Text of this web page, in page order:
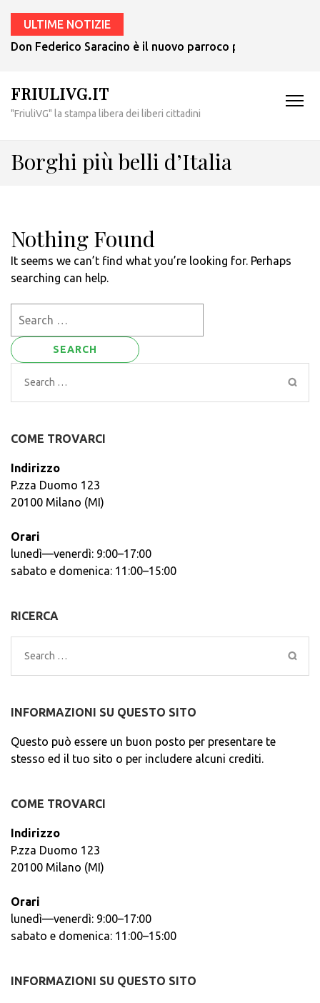
ULTIME NOTIZIE
Don Federico Saracino è il nuovo parroco per Udine
FRIULIVG.IT
"FriuliVG" la stampa libera dei liberi cittadini
Borghi più belli d’Italia
Nothing Found
It seems we can’t find what you’re looking for. Perhaps
searching can help.
Search
for:
COME TROVARCI
Indirizzo
P.zza Duomo 123
20100 Milano (MI)
Orari
lunedì—venerdì: 9:00–17:00
sabato e domenica: 11:00–15:00
RICERCA
Search
for:
INFORMAZIONI SU QUESTO SITO
Questo può essere un buon posto per presentare te
stesso ed il tuo sito o per includere alcuni crediti.
COME TROVARCI
Indirizzo
P.zza Duomo 123
20100 Milano (MI)
Orari
lunedì—venerdì: 9:00–17:00
sabato e domenica: 11:00–15:00
INFORMAZIONI SU QUESTO SITO